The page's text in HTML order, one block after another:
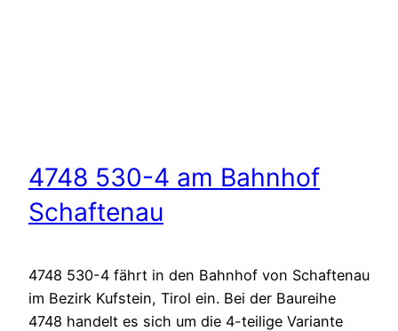
4748 530-4 am Bahnhof
Schaftenau
4748 530-4 fährt in den Bahnhof von Schaftenau
im Bezirk Kufstein, Tirol ein. Bei der Baureihe
4748 handelt es sich um die 4-teilige Variante